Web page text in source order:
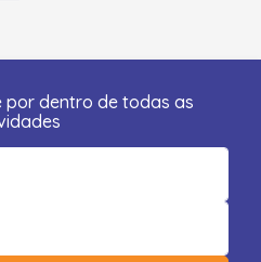
por dentro de todas as